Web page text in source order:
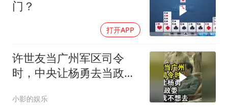
门？
打开APP
许世友当广州军区司令
时，中央让杨勇去当政
小影的娱乐